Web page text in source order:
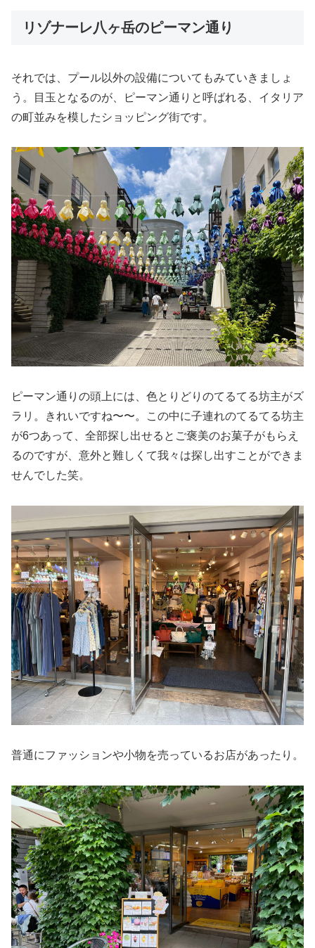
リゾナーレ八ヶ岳のピーマン通り
それでは、プール以外の設備についてもみていきましょ
う。目玉となるのが、ピーマン通りと呼ばれる、イタリア
の町並みを模したショッピング街です。
ピーマン通りの頭上には、色とりどりのてるてる坊主がズ
ラリ。きれいですね〜〜。この中に子連れのてるてる坊主
が6つあって、全部探し出せるとご褒美のお菓子がもらえ
るのですが、意外と難しくて我々は探し出すことができま
せんでした笑。
普通にファッションや小物を売っているお店があったり。